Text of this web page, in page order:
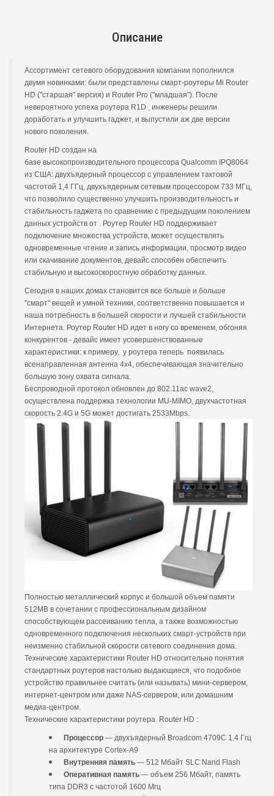
Описание
Ассортимент сетевого оборудования компании пополнился
двумя новинками: были представлены смарт-роутеры Mi Router
HD ("старшая" версия) и Router Pro ("младшая"). После
невероятного успеха роутера R1D , инженеры решили
доработать и улучшить гаджет, и выпустили аж две версии
нового поколения.
Router HD создан на
базе высокопроизводительного процессора Qualcomm IPQ8064
из США: двухъядерный процессор с управлением тактовой
частотой 1,4 ГГц, двухъядерным сетевым процессором 733 МГц,
что позволило существенно улучшить производительность и
стабильность гаджета по сравнению с предыдущим поколением
данных устройств от . Роутер Router HD поддерживает
подключение множества устройств, может осуществлять
одновременные чтение и запись информации, просмотр видео
или скачивание документов, девайс способен обеспечить
стабильную и высокоскоростную обработку данных.
Сегодня в наших домах становится все больше и больше
"смарт" вещей и умной техники, соответственно повышается и
наша потребность в большей скорости и лучшей стабильности
Интернета. Роутер Router HD идет в ногу со временем, обгоняя
конкурентов - девайс имеет усовершенствованные
характеристики: к примеру, у роутера теперь появилась
всенаправленная антенна 4x4, обеспечивающая значительно
большую зону охвата сигнала.
Беспроводной протокол обновлен до 802.11ac wave2,
осуществлена поддержка технологии MU-MIMO, двухчастотная
скорость 2.4G и 5G может достигать 2533Mbps.
Полностью металлический корпус и большой объем памяти
512MB в сочетании с профессиональным дизайном
способствующем рассеиванию тепла, а также возможностью
одновременного подключения нескольких смарт-устройств при
неизменно стабильной скорости сетевого соединения дома.
Технические характеристики Router HD относительно понятия
стандартных роутеров настолько выдающиеся, что подобное
устройство правильнее считать (или называть) мини-сервером,
интернет-центром или даже NAS-сервером, или домашним
медиа-центром.
Технические характеристики роутера Router HD :
Процессор — двухъядерный Broadcom 4709C 1.4 Ггц
на архитектуре Cortex-A9
Внутренняя память— 512 Мбайт SLC Nand Flash
Оперативная память— объем 256 Мбайт, память
типа DDR3 с частотой 1600 Мгц